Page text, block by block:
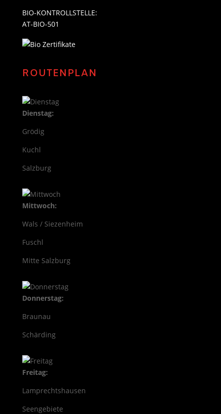
BIO-KONTROLLSTELLE:
AT-BIO-501
ROUTENPLAN
Dienstag:
Grödig
Kuchl
Salzburg
Mittwoch:
Wals / Siezenheim
Fuschl
Mitte Salzburg
Donnerstag:
Braunau
Schärding
Freitag:
Lamprechtshausen
Seengebiete